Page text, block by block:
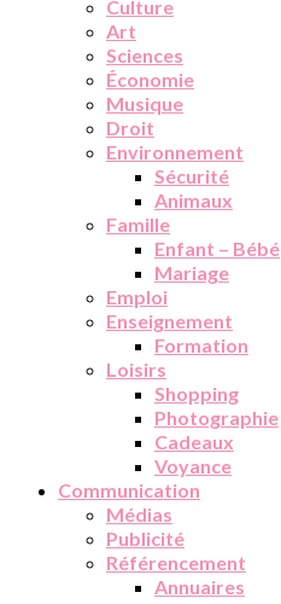
Culture
Art
Sciences
Économie
Musique
Droit
Environnement
Sécurité
Animaux
Famille
Enfant – Bébé
Mariage
Emploi
Enseignement
Formation
Loisirs
Shopping
Photographie
Cadeaux
Voyance
Communication
Médias
Publicité
Référencement
Annuaires